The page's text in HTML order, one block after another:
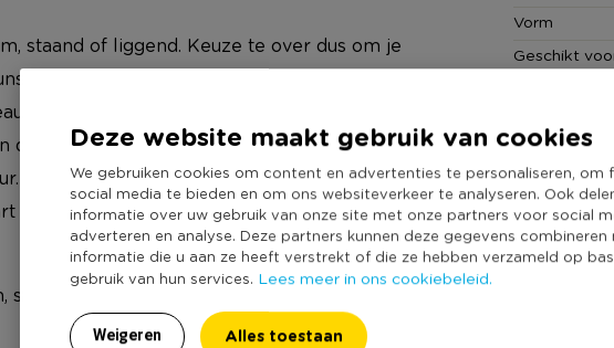
Deze website maakt gebruik van cookies
We gebruiken cookies om content en advertenties te personaliseren, om
social media te bieden en om ons websiteverkeer te analyseren. Ook
informatie over uw gebruik van onze site met onze partners voor social
adverteren en analyse. Deze partners kunnen deze gegevens combineren
informatie die u aan ze heeft verstrekt of die ze hebben verzameld op
gebruik van hun services. Lees meer in ons cookiebeleid.
Weigeren Alles toestaan
staand of liggend. Keuze te over dus om je
zilveren fotokader heeft een standaard
of dressoir kan zetten. Met de gaatjes in de
de kamer ook worden opgehangen aan
De fotokader is 16x21 cm groot en 1,6 cm dik.
en in diverse andere afmetingen beschikbaar.
aflopende bovenkant
Vorm
Geschikt